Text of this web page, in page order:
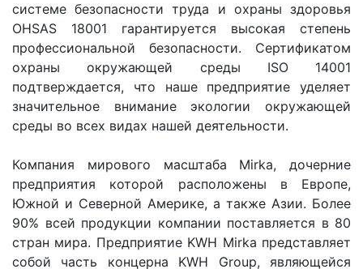
системе безопасности труда и охраны здоровья
OHSAS 18001 гарантируется высокая степень
профессиональной безопасности. Сертификатом
охраны окружающей среды ISO 14001
подтверждается, что наше предприятие уделяет
значительное внимание экологии окружающей
среды во всех видах нашей деятельности.
Компания мирового масштаба Mirka, дочерние
предприятия которой расположены в Европе,
Южной и Северной Америке, а также Азии. Более
90% всей продукции компании поставляется в 80
стран мира. Предприятие KWH Mirka представляет
собой часть концерна KWH Group, являющейся